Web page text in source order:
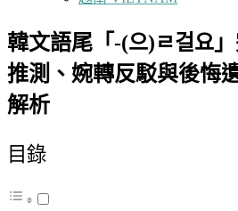
韓文語尾「-(으)ㄹ걸요
推測、婉轉反駁與後悔
解析
目錄